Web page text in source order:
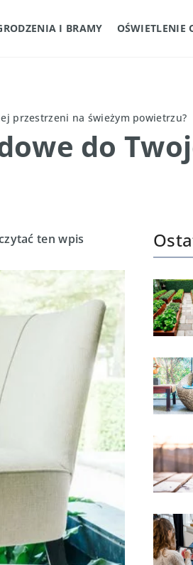
I BRAMY OŚWIETLENIE
przestrzeni na świeżym powietrzu?
do
ten wpis